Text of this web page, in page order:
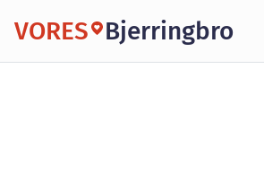
VORES Bjerringbro